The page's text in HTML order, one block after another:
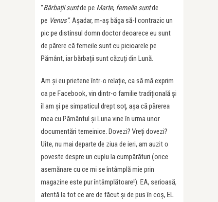
”Bărbații suntde pe Marte, femeile suntde
pe Venus”. Așadar, m-aș băga să-l contrazic un
pic pe distinsul domn doctor deoarece eu sunt
de părere că femeile sunt cu picioarele pe
Pământ, iar bărbații sunt căzuți din Lună.
Am și eu prietene într-o relație, ca să mă exprim
ca pe Facebook, vin dintr-o familie tradițională și
îl am și pe simpaticul drept soț, așa că părerea
mea cu Pământul și Luna vine în urma unor
documentări temeinice. Dovezi? Vreți dovezi?
Uite, nu mai departe de ziua de ieri, am auzit o
poveste despre un cuplu la cumpărături (orice
asemănare cu ce mi se întâmplă mie prin
magazine este pur întâmplătoare!). EA, serioasă,
atentă la tot ce are de făcut și de pus în coș, EL